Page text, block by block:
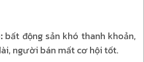
bất động sản khó thanh khoản,
người bán mất cơ hội tốt.